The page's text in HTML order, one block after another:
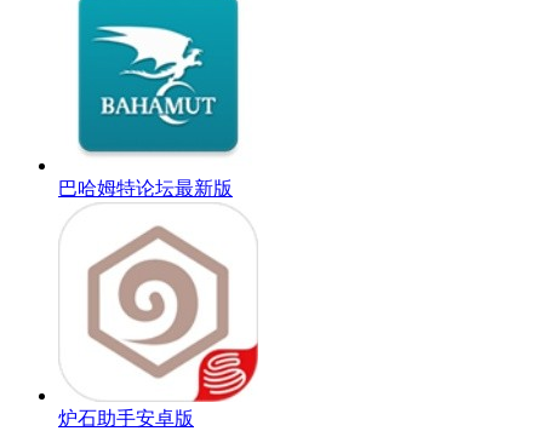
巴哈姆特论坛最新版
炉石助手安卓版